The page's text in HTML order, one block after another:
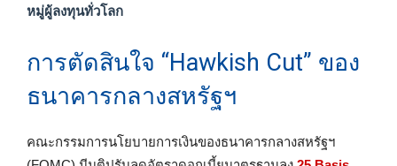
หมู่ผู้ลงทุนทั่วโลก
การตัดสินใจ “Hawkish Cut” ของ
ธนาคารกลางสหรัฐฯ
คณะกรรมการนโยบายการเงินของธนาคารกลางสหรัฐฯ